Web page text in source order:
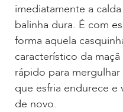
imediatamente a
balinha dura. É com
forma aquela
característico da
rápido para
que esfria endurece e
de novo.